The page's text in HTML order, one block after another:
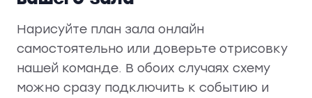
Нарисуйте план зала онлайн
самостоятельно или доверьте отрисовку
нашей команде. В обоих случаях схему
можно сразу подключить к событию и